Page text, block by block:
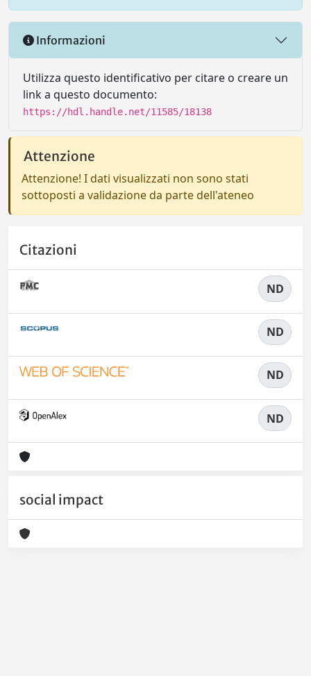
Informazioni
Utilizza questo identificativo per citare o creare un
link a questo documento:
https://hdl.handle.net/11585/18138
Attenzione
Attenzione! I dati visualizzati non sono stati
sottoposti a validazione da parte dell'ateneo
Citazioni
ND
ND
ND
ND
social impact